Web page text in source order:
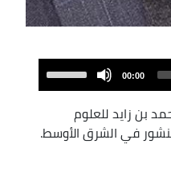
00:00
بن زايد للعلوم
في الشرق الأوسط.